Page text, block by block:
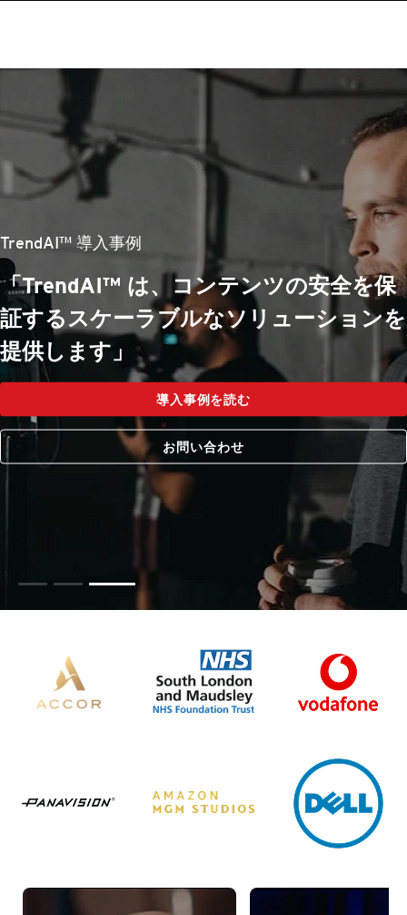
TrendAI™ 導入事例
「TrendAI™ は、コンテンツの安全を保
証するスケーラブルなソリューションを
提供します」
導入事例を読む
お問い合わせ